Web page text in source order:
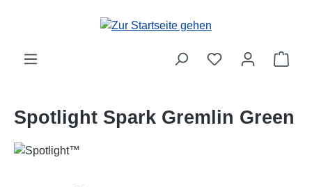
Zum Hauptinhalt springen
Spotlight Spark Gremlin Green